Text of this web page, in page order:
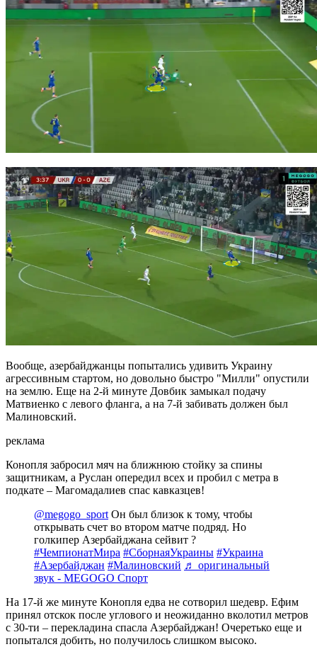
Вообще, азербайджанцы попытались удивить Украину
агрессивным стартом, но довольно быстро "Милли" опустили
на землю. Еще на 2-й минуте Довбик замыкал подачу
Матвиенко с левого фланга, а на 7-й забивать должен был
Малиновский.
реклама
Конопля забросил мяч на ближнюю стойку за спины
защитникам, а Руслан опередил всех и пробил с метра в
подкате – Магомадалиев спас кавказцев!
@megogo_sport Он был близок к тому, чтобы
открывать счет во втором матче подряд. Но
голкипер Азербайджана сейвит ?
#ЧемпионатМира #СборнаяУкраины #Украина
#Азербайджан #Малиновский ♬ оригинальный
звук - MEGOGO Спорт
На 17-й же минуте Конопля едва не сотворил шедевр. Ефим
принял отскок после углового и неожиданно вколотил метров
с 30-ти – перекладина спасла Азербайджан! Очеретько еще и
попытался добить, но получилось слишком высоко.